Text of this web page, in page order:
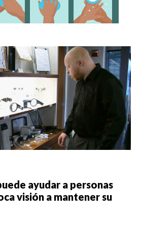
ayudar a personas
visión a mantener su